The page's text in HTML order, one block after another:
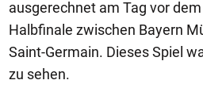
ausgerechnet am Tag vor
Halbfinale zwischen Bayern
Saint-Germain. Dieses Spiel
zu sehen.